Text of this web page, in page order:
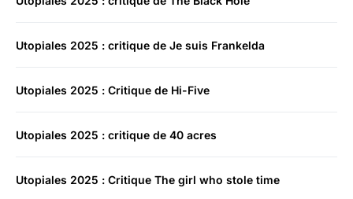
Utopiales 2025 : critique de Je suis Frankelda
Utopiales 2025 : Critique de Hi-Five
Utopiales 2025 : critique de 40 acres
Utopiales 2025 : Critique The girl who stole time